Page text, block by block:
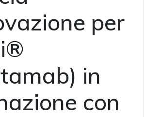
per
in
con